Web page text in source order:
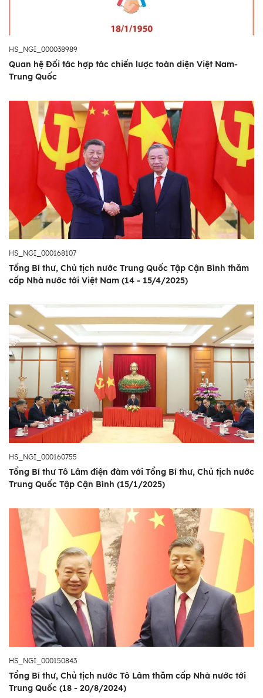
HS_NGI_000038989
Quan hệ Đối tác hợp tác chiến lược toàn diện Việt Nam-
Trung Quốc
HS_NGI_000168107
Tổng Bí thư, Chủ tịch nước Trung Quốc Tập Cận Bình thăm
cấp Nhà nước tới Việt Nam (14 - 15/4/2025)
HS_NGI_000160755
Tổng Bí thư Tô Lâm điện đàm với Tổng Bí thư, Chủ tịch nước
Trung Quốc Tập Cận Bình (15/1/2025)
HS_NGI_000150843
Tổng Bí thư, Chủ tịch nước Tô Lâm thăm cấp Nhà nước tới
Trung Quốc (18 - 20/8/2024)